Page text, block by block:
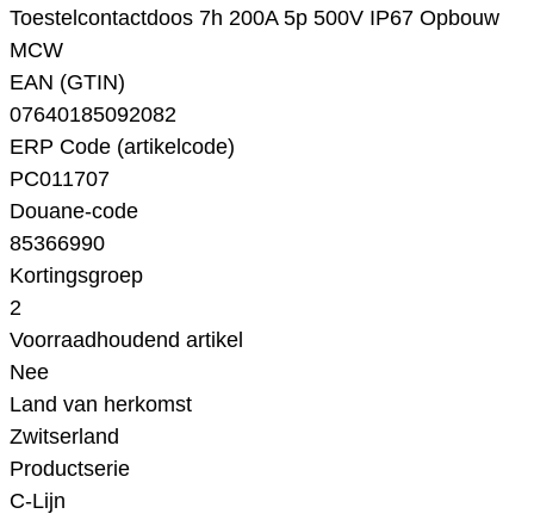
Toestelcontactdoos 7h 200A 5p 500V IP67 Opbouw
MCW
EAN (GTIN)
07640185092082
ERP Code (artikelcode)
PC011707
Douane-code
85366990
Kortingsgroep
2
Voorraadhoudend artikel
Nee
Land van herkomst
Zwitserland
Productserie
C-Lijn